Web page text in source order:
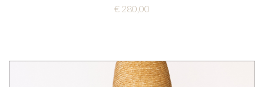
€ 280,00